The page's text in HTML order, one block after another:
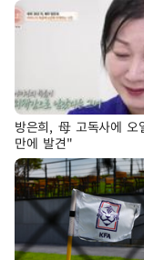
방은희, 母 고독사에 오
만에 발견"